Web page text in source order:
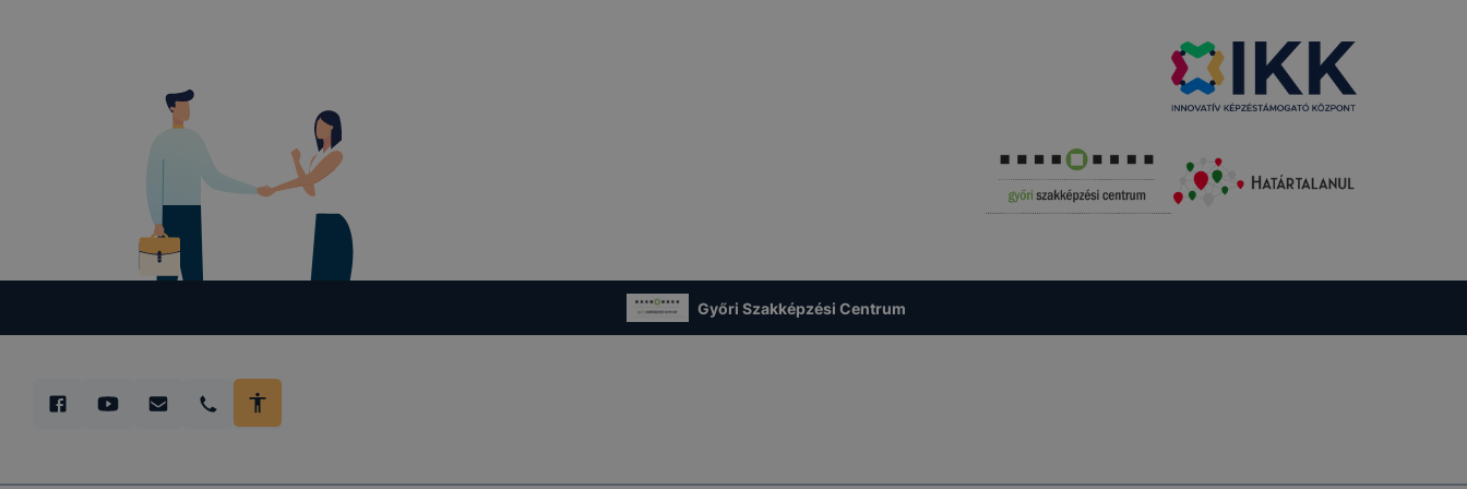
Győri Szakképzési Centrum